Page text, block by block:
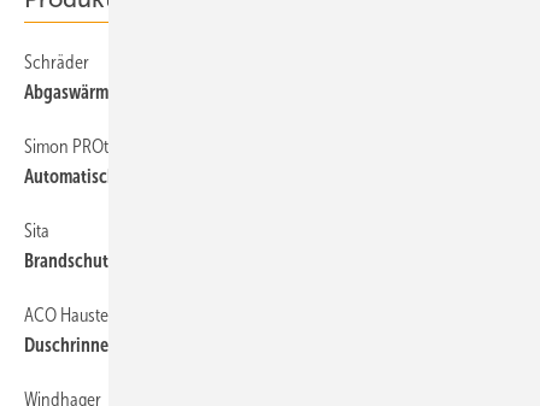
Schräder
Abgaswärmerückgewinnung bei Biomasse-Heizkesseln
Simon PROtec Systems
Automatische und statische Rauchschürzen
Sita
Brandschutz-Rohrdurchführung für Flachdächer
ACO Haustechnik
Duschrinne mit Brandschutzausführung
Windhager